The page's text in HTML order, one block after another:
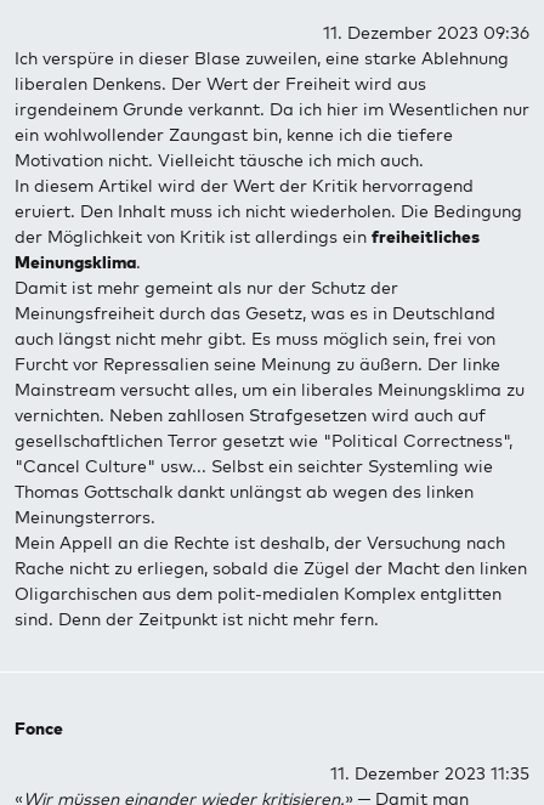
11. Dezember 2023 09:36
Ich verspüre in dieser Blase zuweilen, eine starke Ablehnung
liberalen Denkens. Der Wert der Freiheit wird aus
irgendeinem Grunde verkannt. Da ich hier im Wesentlichen nur
ein wohlwollender Zaungast bin, kenne ich die tiefere
Motivation nicht. Vielleicht täusche ich mich auch.
In diesem Artikel wird der Wert der Kritik hervorragend
eruiert. Den Inhalt muss ich nicht wiederholen. Die Bedingung
der Möglichkeit von Kritik ist allerdings ein freiheitliches
Meinungsklima.
Damit ist mehr gemeint als nur der Schutz der
Meinungsfreiheit durch das Gesetz, was es in Deutschland
auch längst nicht mehr gibt. Es muss möglich sein, frei von
Furcht vor Repressalien seine Meinung zu äußern. Der linke
Mainstream versucht alles, um ein liberales Meinungsklima zu
vernichten. Neben zahllosen Strafgesetzen wird auch auf
gesellschaftlichen Terror gesetzt wie "Political Correctness",
"Cancel Culture" usw... Selbst ein seichter Systemling wie
Thomas Gottschalk dankt unlängst ab wegen des linken
Meinungsterrors.
Mein Appell an die Rechte ist deshalb, der Versuchung nach
Rache nicht zu erliegen, sobald die Zügel der Macht den linken
Oligarchischen aus dem polit-medialen Komplex entglitten
sind. Denn der Zeitpunkt ist nicht mehr fern.
Fonce
11. Dezember 2023 11:35
« Wir müssen einander wieder kritisieren.» ─ Damit man